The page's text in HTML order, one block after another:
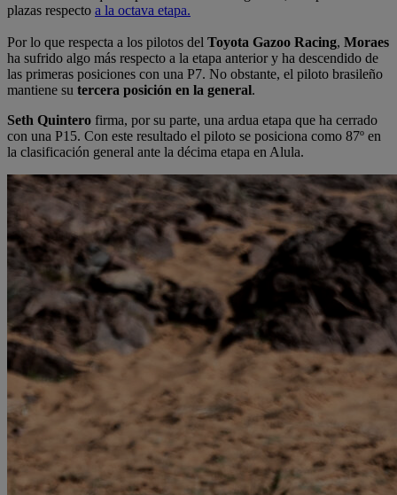
plazas respecto a la octava etapa.
Por lo que respecta a los pilotos del Toyota Gazoo Racing, Moraes
ha sufrido algo más respecto a la etapa anterior y ha descendido de
las primeras posiciones con una P7. No obstante, el piloto brasileño
mantiene su tercera posición en la general.
Seth Quintero firma, por su parte, una ardua etapa que ha cerrado
con una P15. Con este resultado el piloto se posiciona como 87º en
la clasificación general ante la décima etapa en Alula.